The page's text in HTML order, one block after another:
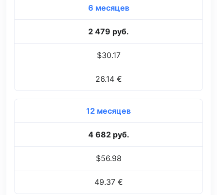
6 месяцев
2 479 руб.
$30.17
26.14 €
12 месяцев
4 682 руб.
$56.98
49.37 €